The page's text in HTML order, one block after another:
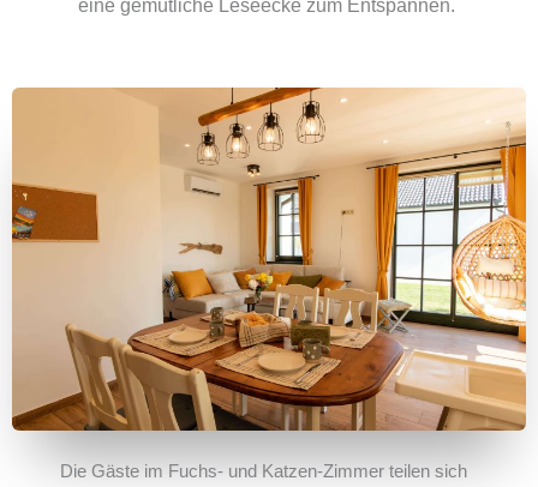
eine gemütliche Leseecke zum Entspannen.
Die Gäste im Fuchs- und Katzen-Zimmer teilen sich